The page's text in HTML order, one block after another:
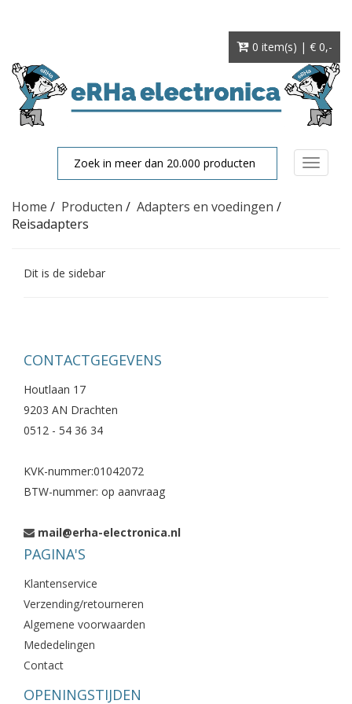
0 item(s) | € 0,-
Toggle
Home / Producten / Adapters en voedingen /
Reisadapters
Dit is de sidebar
CONTACTGEGEVENS
Houtlaan 17
9203 AN Drachten
0512 - 54 36 34
KVK-nummer:01042072
BTW-nummer: op aanvraag
mail@erha-electronica.nl
PAGINA'S
Klantenservice
Verzending/retourneren
Algemene voorwaarden
Mededelingen
Contact
OPENINGSTIJDEN